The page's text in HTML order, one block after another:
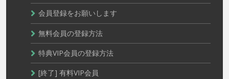
会員登録をお願いします
無料会員の登録方法
特典VIP会員の登録方法
[終了] 有料VIP会員